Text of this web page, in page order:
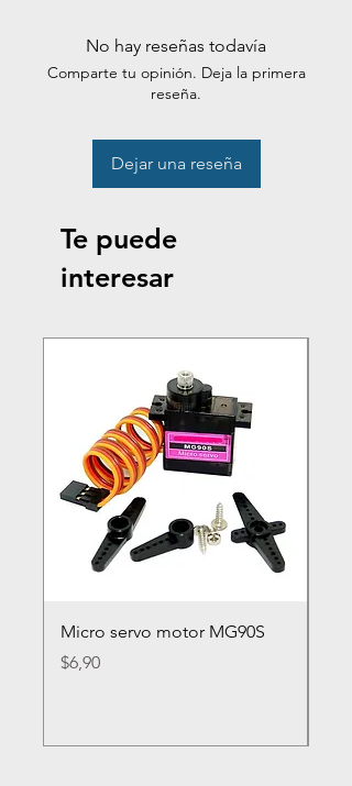
No hay reseñas todavía
Comparte tu opinión. Deja la primera
reseña.
Dejar una reseña
Te puede
interesar
Micro servo motor MG90S
Precio
$6,90